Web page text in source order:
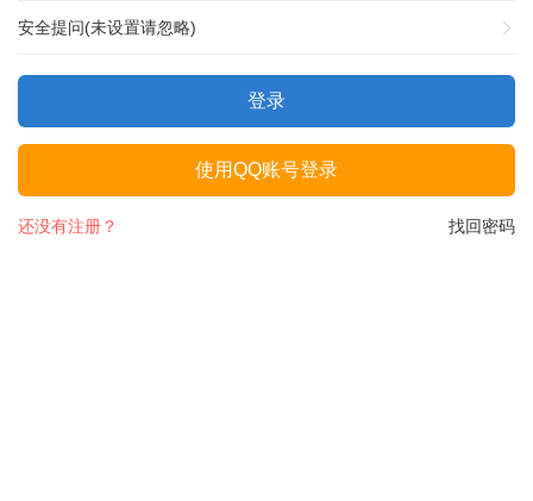
安全提问(未设置请忽略)
登录
使用QQ账号登录
找回密码
还没有注册？